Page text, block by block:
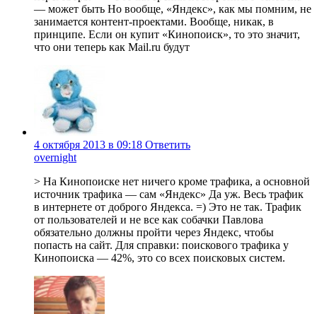
— может быть Но вообще, «Яндекс», как мы помним, не
занимается контент-проектами. Вообще, никак, в
принципе. Если он купит «Кинопоиск», то это значит,
что они теперь как Mail.ru будут
4 октября 2013 в 09:18 Ответить
overnight
> На Кинопоиске нет ничего кроме трафика, а основной
источник трафика — сам «Яндекс» Да уж. Весь трафик
в интернете от доброго Яндекса. =) Это не так. Трафик
от пользователей и не все как собачки Павлова
обязательно должны пройти через Яндекс, чтобы
попасть на сайт. Для справки: поискового трафика у
Кинопоиска — 42%, это со всех поисковых систем.